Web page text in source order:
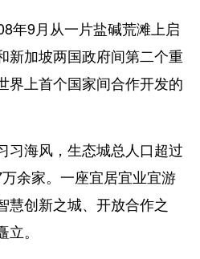
9月从一片盐碱荒滩上启
新加坡两国政府间第二个重
界上首个国家间合作开发的
海风，生态城总人口超过
余家。一座宜居宜业宜游
慧创新之城、开放合作之
。